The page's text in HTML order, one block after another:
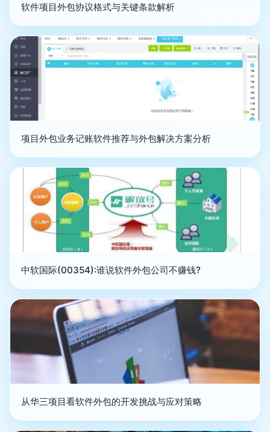
软件项目外包协议格式与关键条款解析
项目外包业务记账软件推荐与外包解决方案分析
中软国际(00354):谁说软件外包公司不赚钱?
从华三项目看软件外包的开发挑战与应对策略